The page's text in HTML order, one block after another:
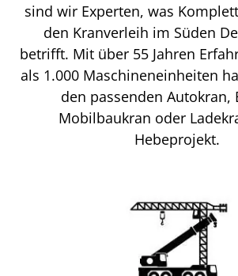
sind wir Experten, was
den Kranverleih im Süden
betrifft. Mit über 55 Jahren
als 1.000 Maschineneinheiten
den passenden Autokran,
Mobilbaukran oder
Hebeprojekt.